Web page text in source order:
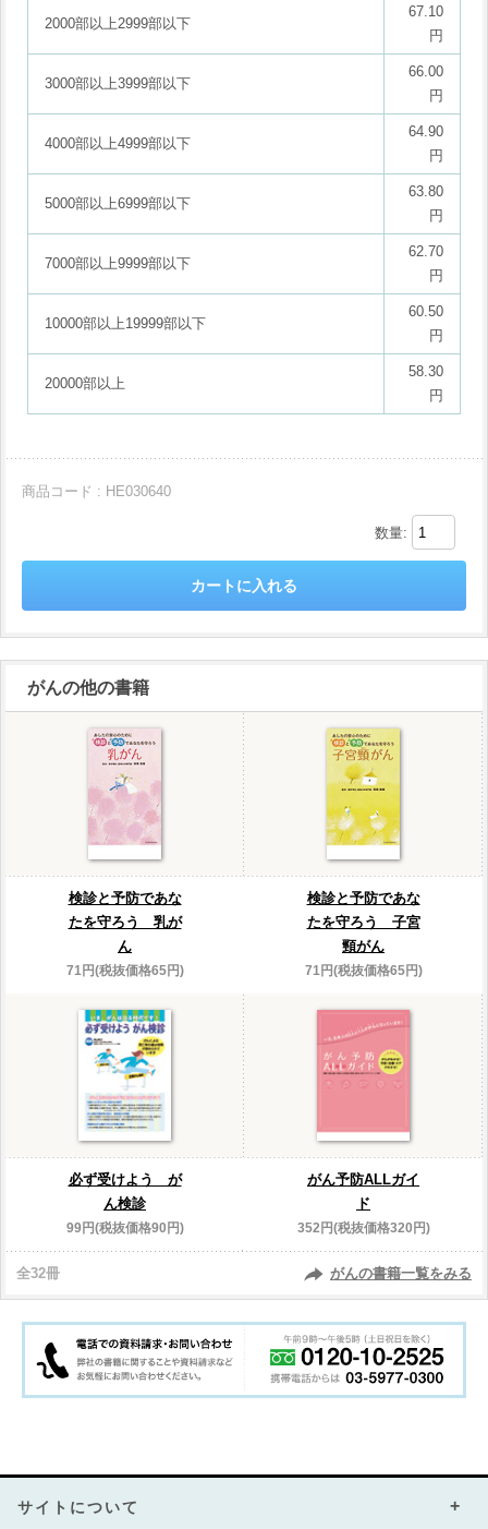
2000部以上2999部以下
67.10
円
3000部以上3999部以下
66.00
円
4000部以上4999部以下
64.90
円
5000部以上6999部以下
63.80
円
7000部以上9999部以下
62.70
円
10000部以上19999部以下
60.50
円
20000部以上
58.30
円
商品コード : HE030640
数量:
がんの他の書籍
検診と予防であな
たを守ろう 乳が
ん
71円(税抜価格65円)
検診と予防であな
たを守ろう 子宮
頸がん
71円(税抜価格65円)
必ず受けよう が
ん検診
99円(税抜価格90円)
がん予防ALLガイ
ド
352円(税抜価格320円)
全32冊 がんの書籍一覧をみる
サイトについて